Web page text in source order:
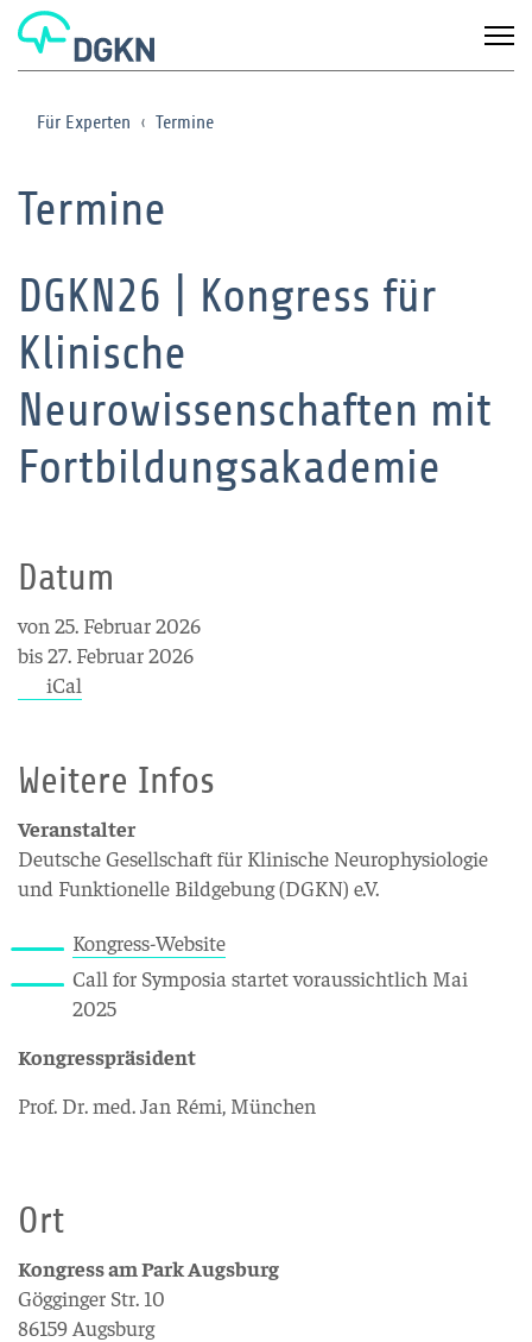
Für Experten Termine
Termine
DGKN26 | Kongress für
Klinische
Neurowissenschaften mit
Fortbildungsakademie
Datum
von 25. Februar 2026
bis 27. Februar 2026
iCal
Weitere Infos
Veranstalter
Deutsche Gesellschaft für Klinische Neurophysiologie
und Funktionelle Bildgebung (DGKN) e.V.
Kongress-Website
Call for Symposia startet voraussichtlich Mai
2025
Kongresspräsident
Prof. Dr. med. Jan Rémi, München
Ort
Kongress am Park Augsburg
Gögginger Str. 10
86159 Augsburg